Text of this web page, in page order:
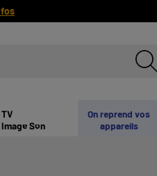
On reprend vos
appareils
TV
Image Son